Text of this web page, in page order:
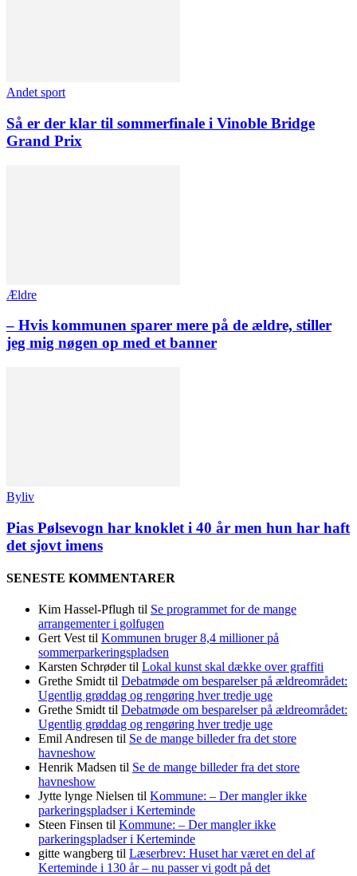
Andet sport
Så er der klar til sommerfinale i Vinoble Bridge
Grand Prix
Ældre
– Hvis kommunen sparer mere på de ældre, stiller
jeg mig nøgen op med et banner
Byliv
Pias Pølsevogn har knoklet i 40 år men hun har haft
det sjovt imens
SENESTE KOMMENTARER
Kim Hassel-Pflugh til Se programmet for de mange
arrangementer i golfugen
Gert Vesttil Kommunen bruger 8,4 millioner på
sommerparkeringspladsen
Karsten Schrødertil Lokal kunst skal dække over graffiti
Grethe Smidttil Debatmøde om besparelser på ældreområdet:
Ugentlig grøddag og rengøring hver tredje uge
Grethe Smidttil Debatmøde om besparelser på ældreområdet:
Ugentlig grøddag og rengøring hver tredje uge
Emil Andresen til Se de mange billeder fra det store
havneshow
Henrik Madsen til Se de mange billeder fra det store
havneshow
Jytte lynge Nielsen til Kommune: – Der mangler ikke
parkeringspladser i Kerteminde
Steen Finsen til Kommune: – Der mangler ikke
parkeringspladser i Kerteminde
gitte wangberg til Læserbrev: Huset har været en del af
Kerteminde i 130 år – nu passer vi godt på det